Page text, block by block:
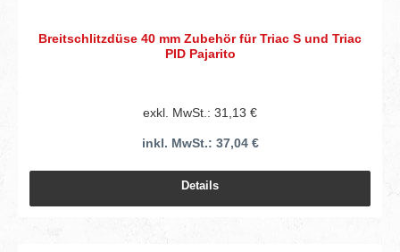
Breitschlitzdüse 40 mm Zubehör für Triac S und Triac
PID Pajarito
exkl. MwSt.: 31,13 €
inkl. MwSt.: 37,04 €
Details